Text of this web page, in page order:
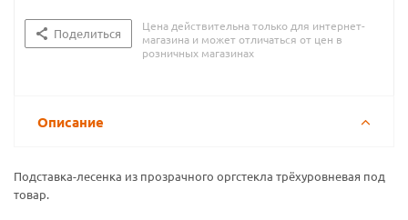
Поделиться
Цена действительна только для интернет-
магазина и может отличаться от цен в
розничных магазинах
Описание
Подставка-лесенка из прозрачного оргстекла трёхуровневая под
товар.